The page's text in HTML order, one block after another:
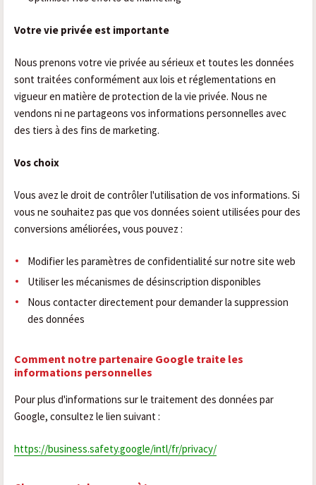
Votre vie privée est importante
Nous prenons votre vie privée au sérieux et toutes les données
sont traitées conformément aux lois et réglementations en
vigueur en matière de protection de la vie privée. Nous ne
vendons ni ne partageons vos informations personnelles avec
des tiers à des fins de marketing.
Vos choix
Vous avez le droit de contrôler l'utilisation de vos informations. Si
vous ne souhaitez pas que vos données soient utilisées pour des
conversions améliorées, vous pouvez :
Modifier les paramètres de confidentialité sur notre site web
Utiliser les mécanismes de désinscription disponibles
Nous contacter directement pour demander la suppression
des données
Comment notre partenaire Google traite les
informations personnelles
Pour plus d'informations sur le traitement des données par
Google, consultez le lien suivant :
https://business.safety.google/intl/fr/privacy/